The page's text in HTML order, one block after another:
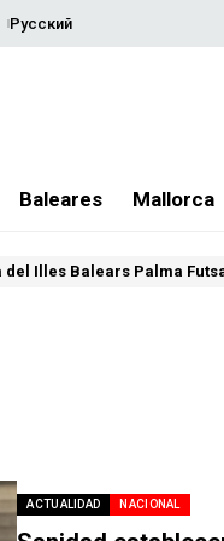
Русский
Baleares Mallorca
Illes Balears Palma
ACTUALIDAD NACIONAL